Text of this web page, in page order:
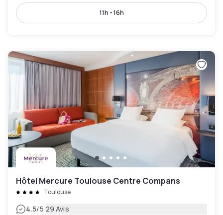
11h - 16h
Hôtel Mercure Toulouse Centre Compans
Toulouse
4.5/5|29 Avis